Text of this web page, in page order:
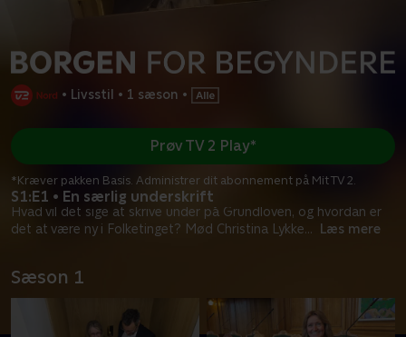
• Livsstil • 1 sæson •
S1:E1 • En særlig underskrift
Hvad vil det sige at skrive under på Grundloven, og hvordan er
det at være ny i Folketinget? Mød Christina Lykke... Læs mere
Prøv TV 2 Play*
*Kræver pakken Basis. Administrer dit abonnement på Mit TV 2.
Sæson 1